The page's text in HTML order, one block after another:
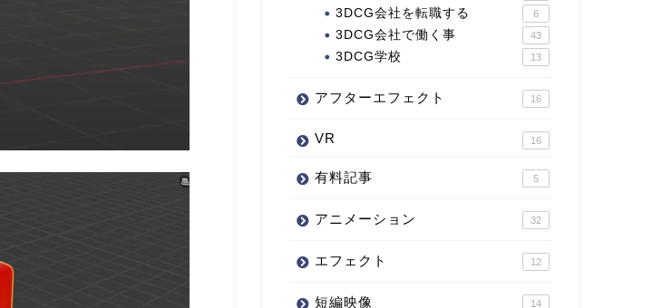
3DCG会社を転職する 6
3DCG会社で働く事 43
3DCG学校 13
アフターエフェクト 16
VR 16
有料記事 5
アニメーション 32
エフェクト 12
短編映像 14